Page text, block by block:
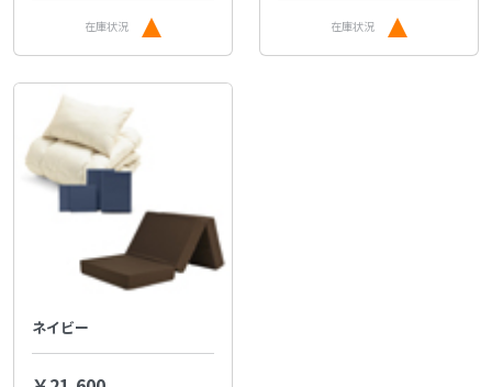
在庫状況 在庫状況
ネイビー